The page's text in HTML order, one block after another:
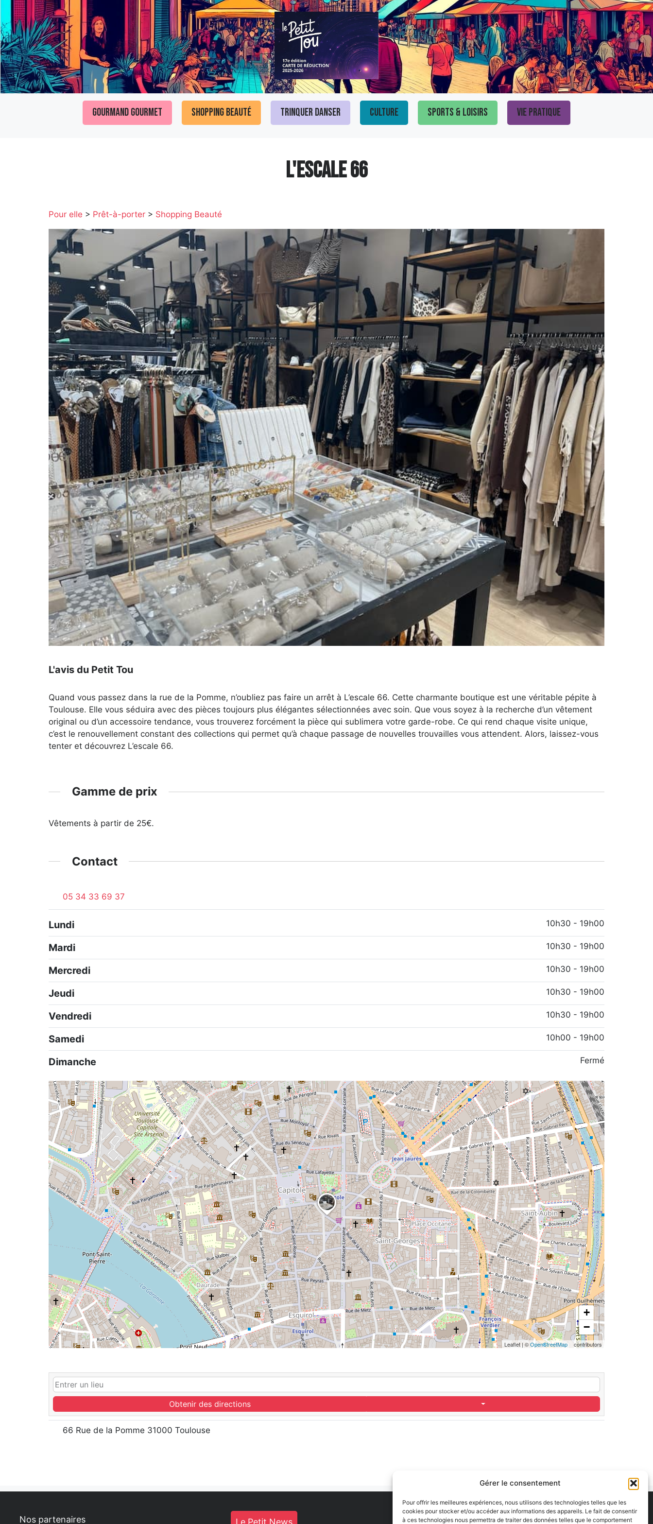
Gérer le consentement
Pour offrir les meilleures expériences, nous utilisons des technologies telles que les
cookies pour stocker et/ou accéder aux informations des appareils. Le fait de consentir
à ces technologies nous permettra de traiter des données telles que le comportement
Gourmand Gourmet Shopping Beauté Trinquer Danser Culture Sports & loisirs Vie pratique
L'ESCALE 66
Pour elle > Prêt-à-porter > Shopping Beauté
L'avis du Petit Tou
Quand vous passez dans la rue de la Pomme, n’oubliez pas faire un arrêt à L’escale 66. Cette charmante boutique est une véritable pépite à
Toulouse. Elle vous séduira avec des pièces toujours plus élégantes sélectionnées avec soin. Que vous soyez à la recherche d’un vêtement
original ou d’un accessoire tendance, vous trouverez forcément la pièce qui sublimera votre garde-robe. Ce qui rend chaque visite unique,
c’est le renouvellement constant des collections qui permet qu’à chaque passage de nouvelles trouvailles vous attendent. Alors, laissez-vous
tenter et découvrez L’escale 66.
Gamme de prix
Vêtements à partir de 25€.
Contact
05 34 33 69 37
Lundi 10h30 - 19h00
Mardi 10h30 - 19h00
Mercredi 10h30 - 19h00
Jeudi 10h30 - 19h00
Vendredi 10h30 - 19h00
Samedi 10h00 - 19h00
Dimanche Fermé
+
−
Leaflet | ©OpenStreetMap contributors
Obtenir des directions
66 Rue de la Pomme 31000 Toulouse
Nos partenaires